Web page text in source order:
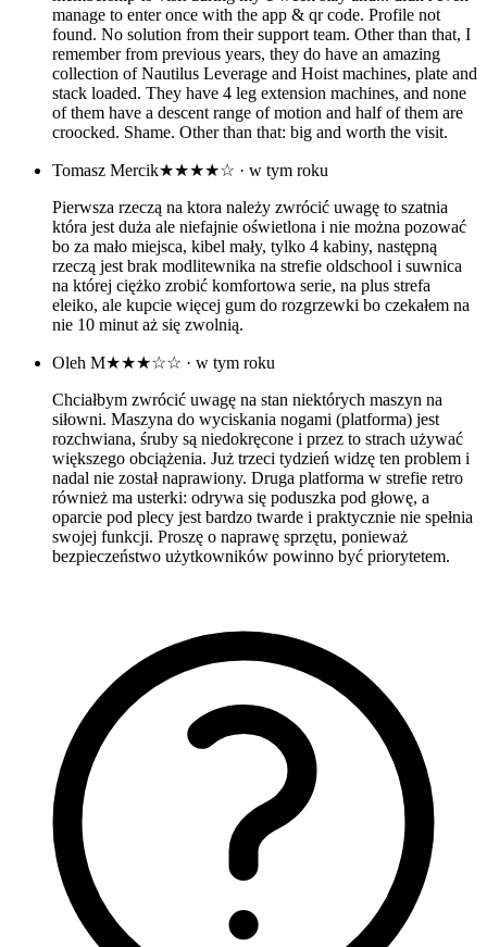
manage to enter once with the app & qr code. Profile not
found. No solution from their support team. Other than that, I
remember from previous years, they do have an amazing
collection of Nautilus Leverage and Hoist machines, plate and
stack loaded. They have 4 leg extension machines, and none
of them have a descent range of motion and half of them are
croocked. Shame. Other than that: big and worth the visit.
Tomasz Mercik★★★★☆ · w tym roku
Pierwsza rzeczą na ktora należy zwrócić uwagę to szatnia
która jest duża ale niefajnie oświetlona i nie można pozować
bo za mało miejsca, kibel mały, tylko 4 kabiny, następną
rzeczą jest brak modlitewnika na strefie oldschool i suwnica
na której ciężko zrobić komfortowa serie, na plus strefa
eleiko, ale kupcie więcej gum do rozgrzewki bo czekałem na
nie 10 minut aż się zwolnią.
Oleh M★★★☆☆ · w tym roku
Chciałbym zwrócić uwagę na stan niektórych maszyn na
siłowni. Maszyna do wyciskania nogami (platforma) jest
rozchwiana, śruby są niedokręcone i przez to strach używać
większego obciążenia. Już trzeci tydzień widzę ten problem i
nadal nie został naprawiony. Druga platforma w strefie retro
również ma usterki: odrywa się poduszka pod głowę, a
oparcie pod plecy jest bardzo twarde i praktycznie nie spełnia
swojej funkcji. Proszę o naprawę sprzętu, ponieważ
bezpieczeństwo użytkowników powinno być priorytetem.